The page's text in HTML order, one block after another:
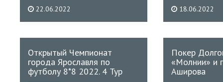
22.06.2022 18.06.2022
Открытый Чемпионат
города Ярославля по
футболу 8*8 2022. 4 Тур
Покер
«Молнии» и
Аширова